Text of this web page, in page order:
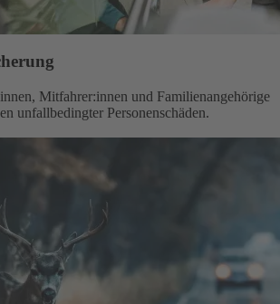
Mitfahrer:innen und Familienangehörige
unfallbedingter Personenschäden.